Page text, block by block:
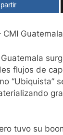
CMI Guatemala
flujos de
“Ubiquista”
tuvo su